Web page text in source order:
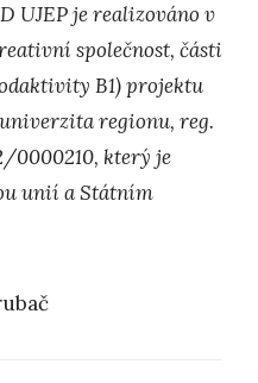
UJEP je realizováno v
společnost, části
B1) projektu
regionu, reg.
0000210, který je
unií a Státním